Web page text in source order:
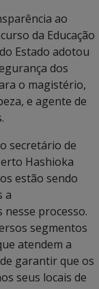
ao
da Educação
Estado adotou
dos
o magistério,
e agente de
secretário de
Hashioka
estão sendo
a
processo.
segmentos
atendem a
garantir que os
seus locais de